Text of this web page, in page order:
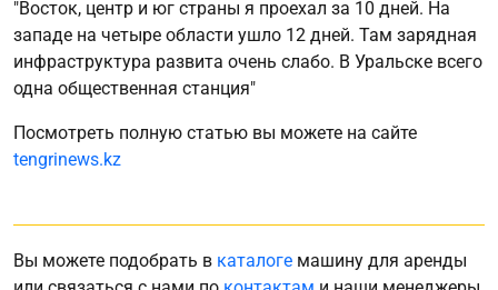
"Восток, центр и юг страны я проехал за 10 дней. На
западе на четыре области ушло 12 дней. Там зарядная
инфраструктура развита очень слабо. В Уральске всего
одна общественная станция"
Посмотреть полную статью вы можете на сайте
tengrinews.kz
Вы можете подобрать в каталоге машину для аренды